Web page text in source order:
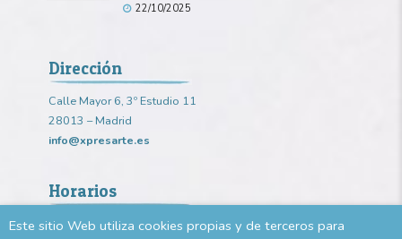
22/10/2025
Dirección
Calle Mayor 6, 3º Estudio 11
28013 – Madrid
info@xpresarte.es
Horarios
Consultar para cada sesión.
Este sitio Web utiliza cookies propias y de terceros para